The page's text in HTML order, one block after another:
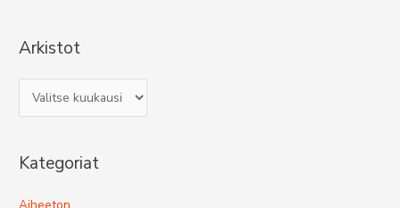
Arkistot
r
iKategoriat